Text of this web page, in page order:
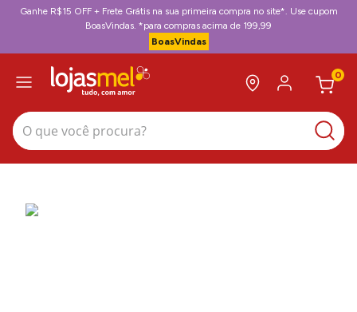
Ganhe R$15 OFF + Frete Grátis na sua primeira compra no site*. Use cupom
BoasVindas. *para compras acima de 199,99
BoasVindas
0
O que você procura?